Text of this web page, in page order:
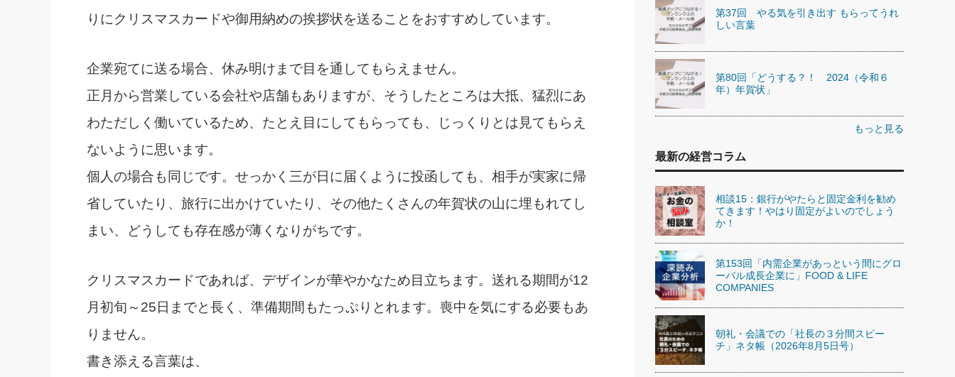
りにクリスマスカードや御用納めの挨拶状を送ることをおすすめしています。
企業宛てに送る場合、休み明けまで目を通してもらえません。
正月から営業している会社や店舗もありますが、そうしたところは大抵、猛烈にあ
わただしく働いているため、たとえ目にしてもらっても、じっくりとは見てもらえ
ないように思います。
個人の場合も同じです。せっかく三が日に届くように投函しても、相手が実家に帰
省していたり、旅行に出かけていたり、その他たくさんの年賀状の山に埋もれてし
まい、どうしても存在感が薄くなりがちです。
クリスマスカードであれば、デザインが華やかなため目立ちます。送れる期間が12
月初旬～25日までと長く、準備期間もたっぷりとれます。喪中を気にする必要もあ
りません。
書き添える言葉は、
第37回 やる気を引き出す もらってうれ
しい言葉
第80回「どうする？！ 2024（令和６
年）年賀状」
もっと見る
最新の経営コラム
相談15：銀行がやたらと固定金利を勧め
てきます！やはり固定がよいのでしょう
か！
第153回「内需企業があっという間にグロ
ーバル成長企業に」FOOD & LIFE
COMPANIES
朝礼・会議での「社長の３分間スピー
チ」ネタ帳（2026年8月5日号）